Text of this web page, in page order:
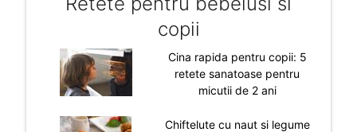
copii
Cina rapida pentru copii: 5
retete sanatoase pentru
micutii de 2 ani
Chiftelute cu naut si legume